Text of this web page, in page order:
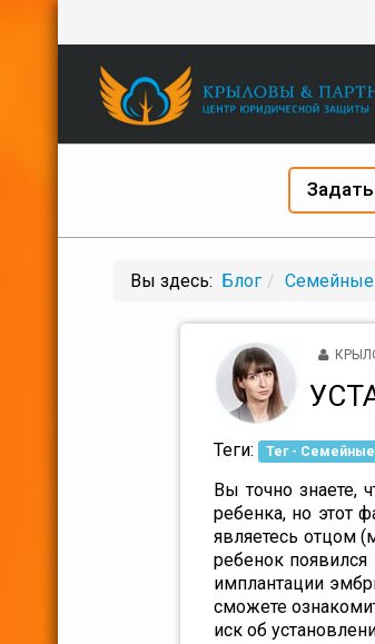
Вы здесь: Блог
Теги: Тег -
Вы точно знаете,
ребенка, но этот
являетесь отцом
ребенок появился
имплантации
сможете
иск об